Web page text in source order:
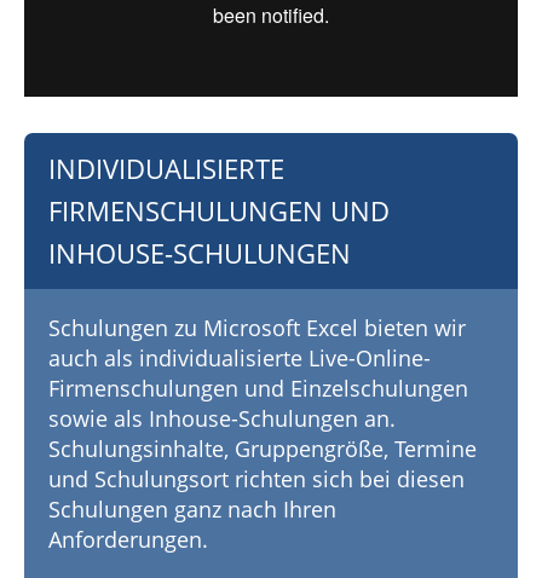
INDIVIDUALISIERTE
FIRMENSCHULUNGEN UND
INHOUSE-SCHULUNGEN
Schulungen zu Microsoft Excel bieten wir
auch als individualisierte Live-Online-
Firmenschulungen und Einzelschulungen
sowie als Inhouse-Schulungen an.
Schulungsinhalte, Gruppengröße, Termine
und Schulungsort richten sich bei diesen
Schulungen ganz nach Ihren
Anforderungen.